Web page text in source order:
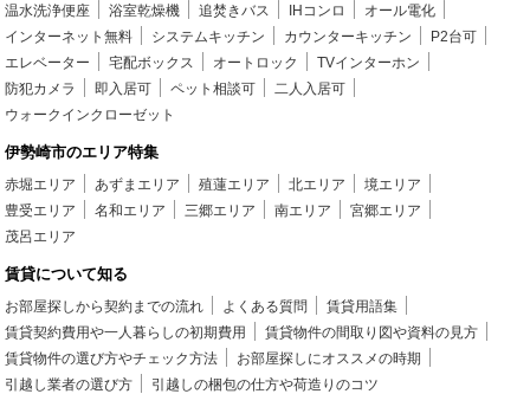
温水洗浄便座
浴室乾燥機 追焚きバス IHコンロ
オール電化
インターネット無料
システムキッチン カウンターキッチン
P2台可
エレベーター
宅配ボックス オートロック
TVインターホン
防犯カメラ
即入居可 ペット相談可
二人入居可
ウォークインクローゼット
伊勢崎市のエリア特集
赤堀エリア あずまエリア 殖蓮エリア 北エリア
境エリア
豊受エリア
名和エリア 三郷エリア 南エリア
宮郷エリア
茂呂エリア
賃貸について知る
お部屋探しから契約までの流れ よくある質問
賃貸用語集
賃貸契約費用や一人暮らしの初期費用
賃貸物件の間取り図や資料の見方
賃貸物件の選び方やチェック方法
お部屋探しにオススメの時期
引越し業者の選び方
引越しの梱包の仕方や荷造りのコツ